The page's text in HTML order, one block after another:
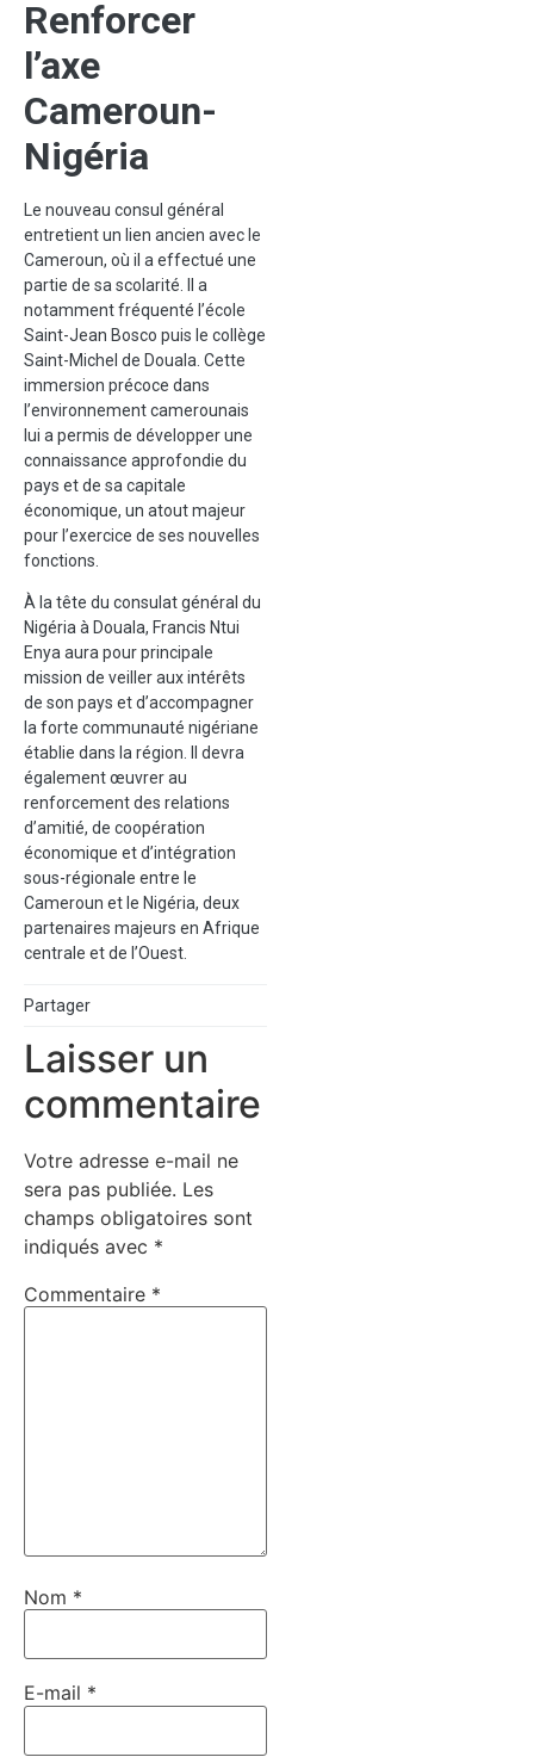
Renforcer
l’axe
Cameroun-
Nigéria
Le nouveau consul général
entretient un lien ancien avec le
Cameroun, où il a effectué une
partie de sa scolarité. Il a
notamment fréquenté l’école
Saint-Jean Bosco puis le collège
Saint-Michel de Douala. Cette
immersion précoce dans
l’environnement camerounais
lui a permis de développer une
connaissance approfondie du
pays et de sa capitale
économique, un atout majeur
pour l’exercice de ses nouvelles
fonctions.
À la tête du consulat général du
Nigéria à Douala, Francis Ntui
Enya aura pour principale
mission de veiller aux intérêts
de son pays et d’accompagner
la forte communauté nigériane
établie dans la région. Il devra
également œuvrer au
renforcement des relations
d’amitié, de coopération
économique et d’intégration
sous-régionale entre le
Cameroun et le Nigéria, deux
partenaires majeurs en Afrique
centrale et de l’Ouest.
Partager
Laisser un
commentaire
Votre adresse e-mail ne
sera pas publiée. Les
champs obligatoires sont
indiqués avec *
Commentaire *
Nom *
E-mail *